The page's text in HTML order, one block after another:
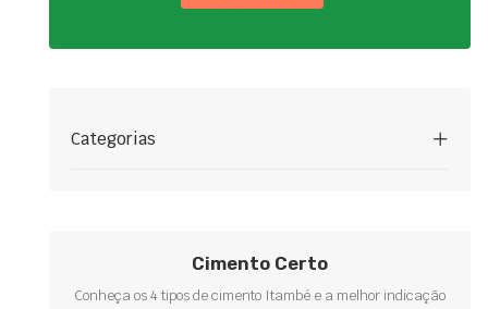
Categorias
Cimento Certo
Conheça os 4 tipos de cimento Itambé e a melhor indicação